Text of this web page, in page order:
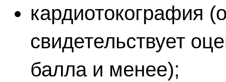
кардиотокография
свидетельствует
балла и менее);